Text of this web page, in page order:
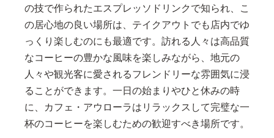
の技で作られたエスプレッソドリンクで知られ、こ
の居心地の良い場所は、テイクアウトでも店内でゆ
っくり楽しむのにも最適です。訪れる人々は高品質
なコーヒーの豊かな風味を楽しみながら、地元の
人々や観光客に愛されるフレンドリーな雰囲気に浸
ることができます。一日の始まりやひと休みの時
に、カフェ・アウローラはリラックスして完璧な一
杯のコーヒーを楽しむための歓迎すべき場所です。